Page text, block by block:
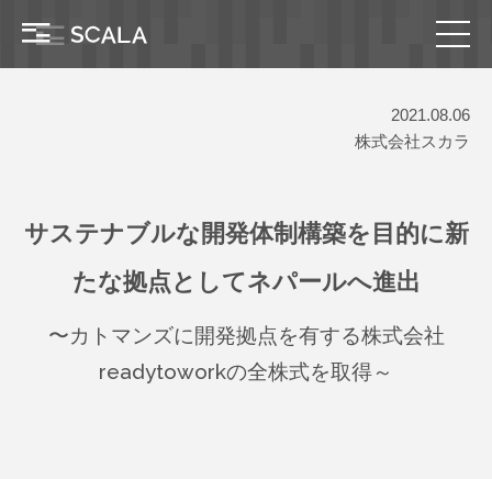
2021.08.06
株式会社スカラ
サステナブルな開発体制構築を目的に新
たな拠点としてネパールへ進出
〜カトマンズに開発拠点を有する株式会社
readytoworkの全株式を取得～